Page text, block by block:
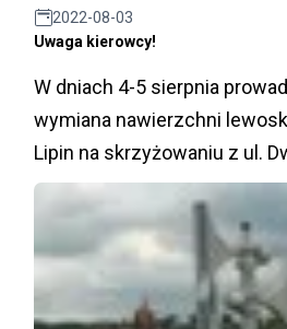
2022-08-03
Uwaga kierowcy!
W dniach 4-5 sierpnia
wymiana nawierzchni
Lipin na skrzyżowaniu z ul.